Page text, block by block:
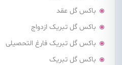
باکس گل عقد
باکس گل تبریک ازدواج
باکس گل تبریک فارغ التحصیلی
باکس گل تبریک